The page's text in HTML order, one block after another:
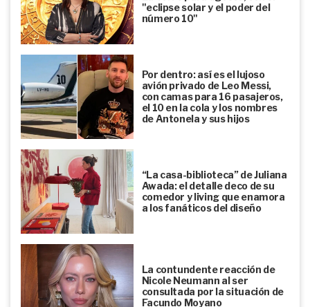
"eclipse solar y el poder del
número 10"
Por dentro: así es el lujoso
avión privado de Leo Messi,
con camas para 16 pasajeros,
el 10 en la cola y los nombres
de Antonela y sus hijos
“La casa-biblioteca” de Juliana
Awada: el detalle deco de su
comedor y living que enamora
a los fanáticos del diseño
La contundente reacción de
Nicole Neumann al ser
consultada por la situación de
Facundo Moyano